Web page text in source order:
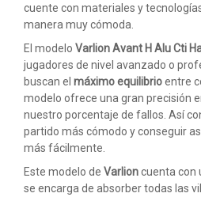
BLOG
cuente con materiales y
manera muy cómoda.
El modelo Varlion Avant H Alu Cti
jugadores de nivel avanzado o
buscan el máximo equilibrioentre
modelo ofrece una gran precisión
nuestro porcentaje de fallos. Así
partido más cómodo y conseguir
más fácilmente.
Este modelo de Varlioncuenta con
se encarga de absorber todas las